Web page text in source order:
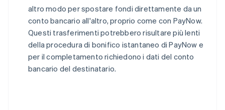
altro modo per spostare fondi direttamente da un
conto bancario all'altro, proprio come con PayNow.
Questi trasferimenti potrebbero risultare più lenti
della procedura di bonifico istantaneo di PayNow e
per il completamento richiedono i dati del conto
bancario del destinatario.